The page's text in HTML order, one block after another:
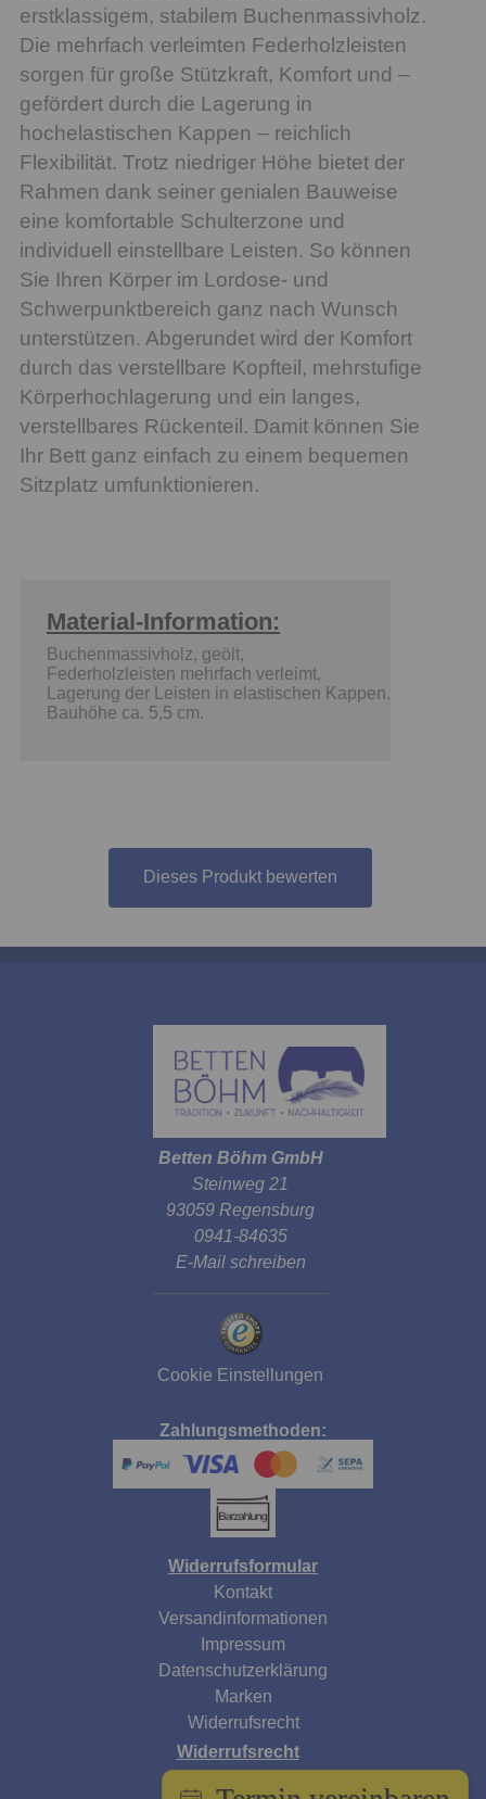
erstklassigem, stabilem Buchenmassivholz.
Die mehrfach verleimten Federholzleisten
sorgen für große Stützkraft, Komfort und –
gefördert durch die Lagerung in
hochelastischen Kappen – reichlich
Flexibilität. Trotz niedriger Höhe bietet der
Rahmen dank seiner genialen Bauweise
eine komfortable Schulterzone und
individuell einstellbare Leisten. So können
Sie Ihren Körper im Lordose- und
Schwerpunktbereich ganz nach Wunsch
unterstützen. Abgerundet wird der Komfort
durch das verstellbare Kopfteil, mehrstufige
Körperhochlagerung und ein langes,
verstellbares Rückenteil. Damit können Sie
Ihr Bett ganz einfach zu einem bequemen
Sitzplatz umfunktionieren.
Material-Information:
Buchenmassivholz, geölt,
Federholzleisten mehrfach verleimt,
Lagerung der Leisten in elastischen Kappen.
Bauhöhe ca. 5,5 cm.
Dieses Produkt bewerten
Betten Böhm GmbH
Steinweg 21
93059 Regensburg
0941-84635
E-Mail schreiben
Cookie Einstellungen
Zahlungsmethoden:
Widerrufsformular
Kontakt
Versandinformationen
Impressum
Datenschutzerklärung
Marken
Widerrufsrecht
Widerrufsrecht